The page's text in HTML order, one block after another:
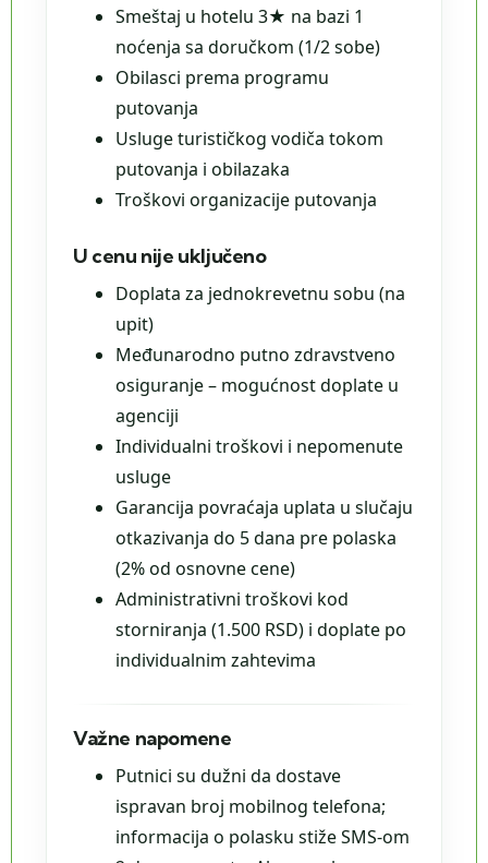
Smeštaj u hotelu 3★ na bazi 1
noćenja sa doručkom (1/2 sobe)
Obilasci prema programu
putovanja
Usluge turističkog vodiča tokom
putovanja i obilazaka
Troškovi organizacije putovanja
U cenu nije uključeno
Doplata za jednokrevetnu sobu (na
upit)
Međunarodno putno zdravstveno
osiguranje – mogućnost doplate u
agenciji
Individualni troškovi i nepomenute
usluge
Garancija povraćaja uplata u slučaju
otkazivanja do 5 dana pre polaska
(2% od osnovne cene)
Administrativni troškovi kod
storniranja (1.500 RSD) i doplate po
individualnim zahtevima
Važne napomene
Putnici su dužni da dostave
ispravan broj mobilnog telefona;
informacija o polasku stiže SMS-om